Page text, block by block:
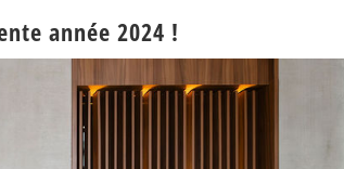
année 2024 !